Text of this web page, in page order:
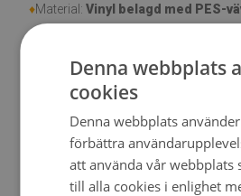
♦Material: Vinyl belagd med PES-
Högt motstånd mot
Mattor är intehalkfria;
Produkt är lätt att städa, fläck- och
Denna webbplats
cookies
Denna webbplats
förbättra
att använda vår webbplats
till alla cookies i enlighet